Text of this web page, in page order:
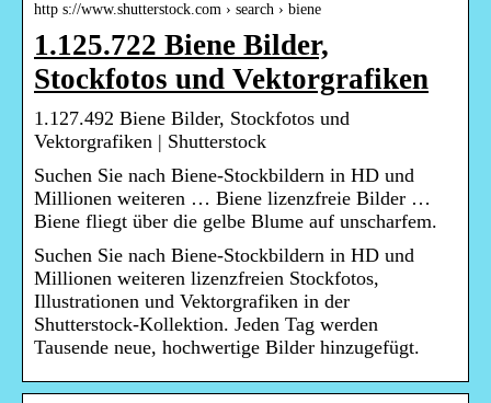
http s://www.shutterstock.com › search › biene
1.125.722 Biene Bilder,
Stockfotos und Vektorgrafiken
1.127.492 Biene Bilder, Stockfotos und
Vektorgrafiken | Shutterstock
Suchen Sie nach Biene-Stockbildern in HD und
Millionen weiteren … Biene lizenzfreie Bilder …
Biene fliegt über die gelbe Blume auf unscharfem.
Suchen Sie nach Biene-Stockbildern in HD und
Millionen weiteren lizenzfreien Stockfotos,
Illustrationen und Vektorgrafiken in der
Shutterstock-Kollektion. Jeden Tag werden
Tausende neue, hochwertige Bilder hinzugefügt.